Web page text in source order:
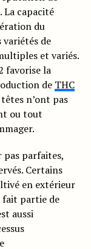
La capacité
du
de
et variés.
favorise la
de THC
n’ont pas
ou tout
pas parfaites,
Certains
en extérieur
fait partie de
aussi